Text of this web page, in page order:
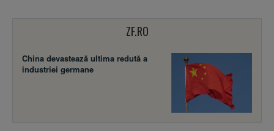
ZF.RO
China devastează ultima redută a
industriei germane